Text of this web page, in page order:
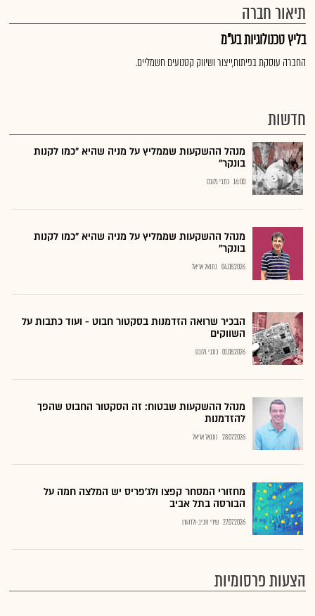
תיאור חברה
בליץ טכנולוגיות בע"מ
החברה עוסקת בפיתוח,ייצור ושיווק קטנועים חשמליים.
חדשות
מנהל ההשקעות שממליץ על מניה שהיא "כמו לקנות
בונקר"
16:00 כתבי גלובס
מנהל ההשקעות שממליץ על מניה שהיא "כמו לקנות
בונקר"
04.08.2026 נתנאל אריאל
הבכיר שרואה הזדמנות בסקטור חבוט - ועוד כתבות על
השווקים
01.08.2026 כתבי גלובס
מנהל ההשקעות שבטוח: זה הסקטור החבוט שהפך
להזדמנות
28.07.2026 נתנאל אריאל
מחזורי המסחר קפצו ולג'פריס יש המלצה חמה על
הבורסה בתל אביב
27.07.2026 שירי חביב-ולדהורן
הצעות פרסומיות